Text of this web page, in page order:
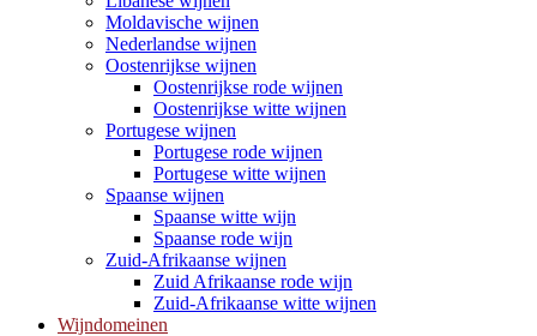
Moldavische wijnen
Nederlandse wijnen
Oostenrijkse wijnen
Oostenrijkse rode wijnen
Oostenrijkse witte wijnen
Portugese wijnen
Portugese rode wijnen
Portugese witte wijnen
Spaanse wijnen
Spaanse witte wijn
Spaanse rode wijn
Zuid-Afrikaanse wijnen
Zuid Afrikaanse rode wijn
Zuid-Afrikaanse witte wijnen
Wijndomeinen